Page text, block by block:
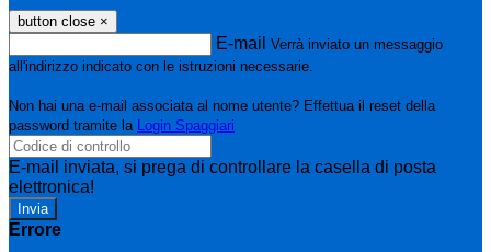
button close ×
E-mail Verrà inviato un messaggio
all'indirizzo indicato con le istruzioni necessarie.
Non hai una e-mail associata al nome utente? Effettua il reset della
password tramite la Login Spaggiari
E-mail inviata, si prega di controllare la casella di posta
elettronica!
Errore